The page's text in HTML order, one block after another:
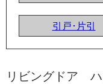
引戸･片引
リビングドア